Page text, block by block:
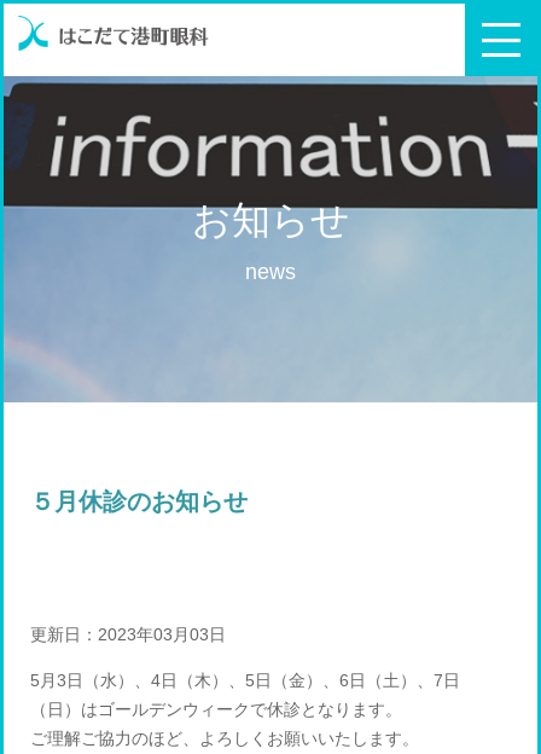
お知らせ
news
５月休診のお知らせ
更新日：2023年03月03日
5月3日（水）、4日（木）、5日（金）、6日（土）、7日
（日）はゴールデンウィークで休診となります。
ご理解ご協力のほど、よろしくお願いいたします。